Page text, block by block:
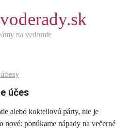
na vedomie
účes
alebo kokteilovú párty, nie je
ponúkame nápady na večerné